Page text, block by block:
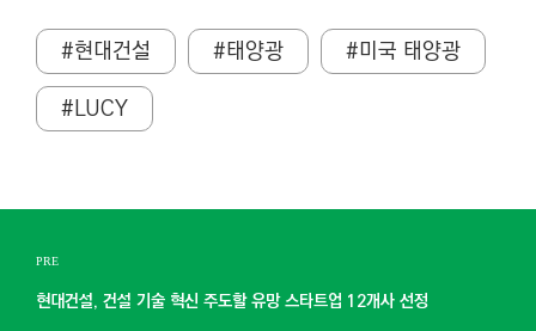
#현대건설 #태양광
#미국 태양광
#LUCY
PRE
현대건설, 건설 기술 혁신 주도할 유망 스타트업 12개사 선정